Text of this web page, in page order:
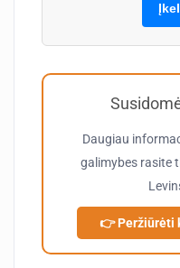
Daugiau
galimybes rasite
👉 Peržiūrėti